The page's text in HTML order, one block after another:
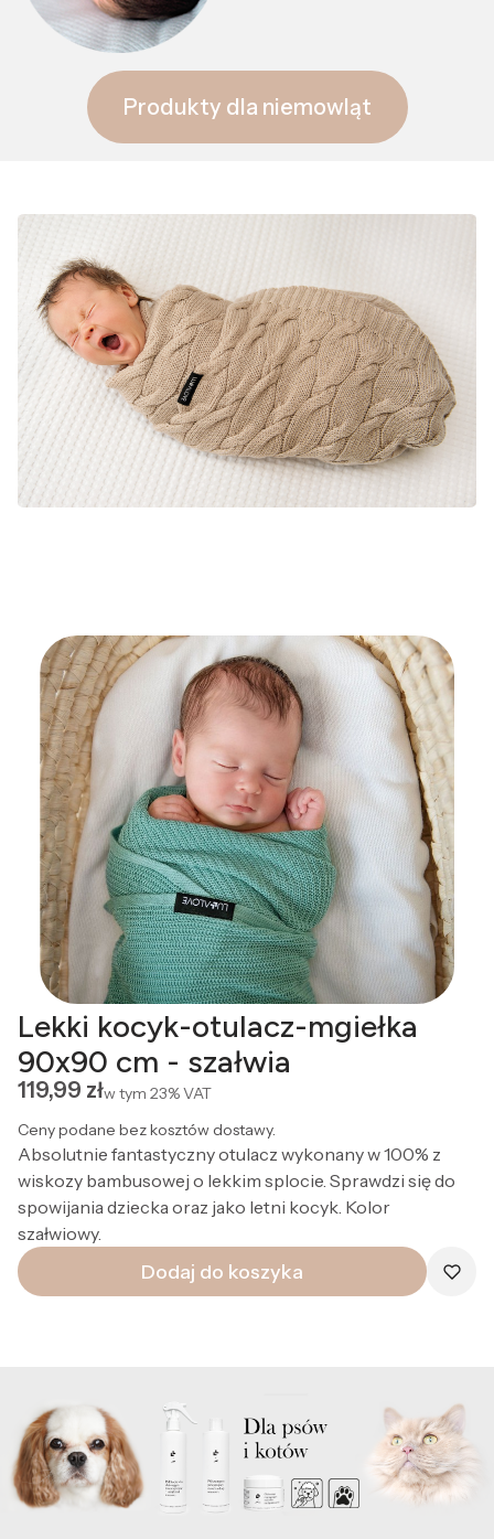
Produkty dla niemowląt
Lekki kocyk-otulacz-mgiełka
90x90 cm - szałwia
Cena
119,99 złw tym 23%VAT
Ceny podane bez kosztów dostawy.
Absolutnie fantastyczny otulacz wykonany w 100% z
wiskozy bambusowej o lekkim splocie. Sprawdzi się do
spowijania dziecka oraz jako letni kocyk. Kolor
szałwiowy.
Dodaj do koszyka